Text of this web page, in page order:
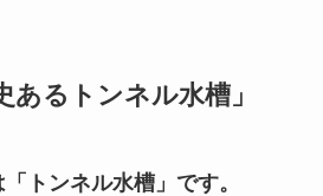
るトンネル水槽」
トンネル水槽」です。